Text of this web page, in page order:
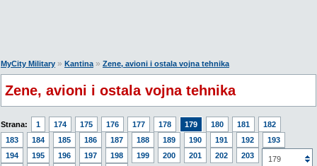
MyCity Military » Kantina» Zene, avioni i ostala vojna tehnika
Zene, avioni i ostala vojna tehnika
Strana: 1 174 175 176 177 178 179 180 181
182
183
184 185 186 187 188 189 190 191 192
193
194
195 196 197 198 199 200 201 202 203
204
179